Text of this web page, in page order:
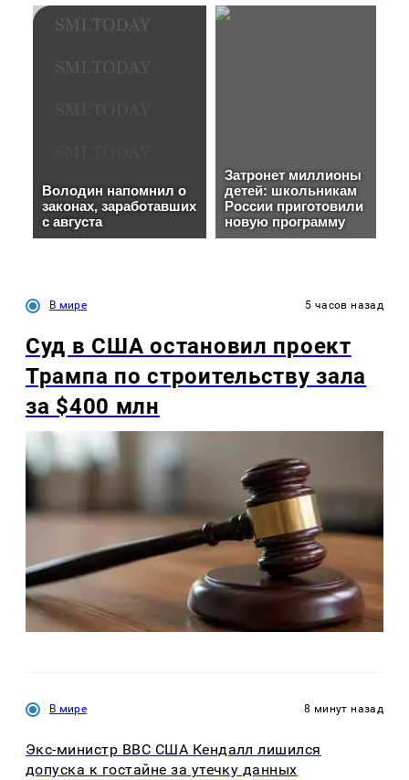
В мире 5 часов назад
Суд в США остановил проект
Трампа по строительству зала
за $400 млн
В мире 8 минут назад
Экс-министр ВВС США Кендалл лишился
допуска к гостайне за утечку данных